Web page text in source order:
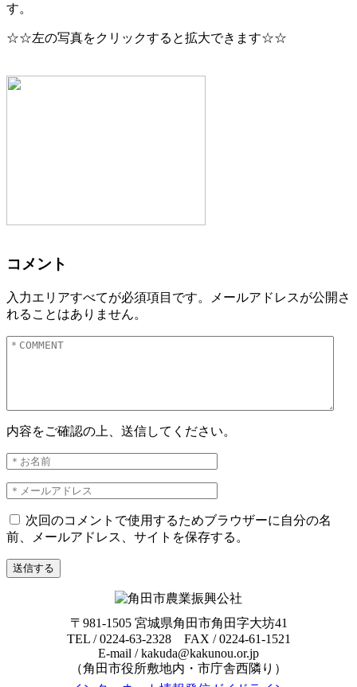
す。
☆☆左の写真をクリックすると拡大できます☆☆
コメント
入力エリアすべてが必須項目です。メールアドレスが公開さ
れることはありません。
内容をご確認の上、送信してください。
次回のコメントで使用するためブラウザーに自分の名
前、メールアドレス、サイトを保存する。
〒981-1505 宮城県角田市角田字大坊41
TEL / 0224-63-2328 FAX / 0224-61-1521
E-mail / kakuda@kakunou.or.jp
（角田市役所敷地内・市庁舎西隣り）